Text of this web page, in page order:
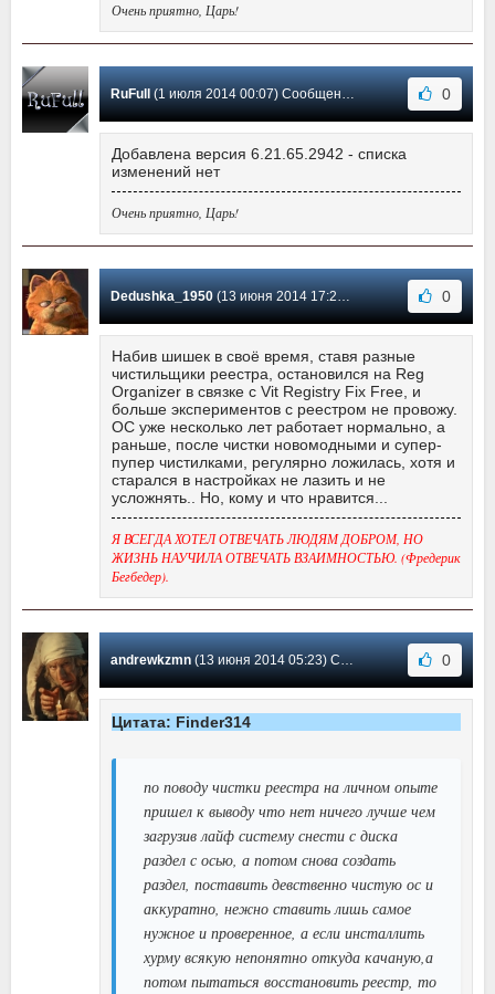
Очень приятно, Царь!
RuFull (1 июля 2014 00:07) Сообщение #179 0
Добавлена версия 6.21.65.2942 - списка
изменений нет
Очень приятно, Царь!
Dedushka_1950(13 июня 2014 17:28) Сообщение #178 0
Набив шишек в своё время, ставя разные
чистильщики реестра, остановился на Reg
Organizer в связке с Vit Registry Fix Free, и
больше экспериментов с реестром не провожу.
ОС уже несколько лет работает нормально, а
раньше, после чистки новомодными и супер-
пупер чистилками, регулярно ложилась, хотя и
старался в настройках не лазить и не
усложнять.. Но, кому и что нравится...
Я ВСЕГДА ХОТЕЛ ОТВЕЧАТЬ ЛЮДЯМ ДОБРОМ, НО
ЖИЗНЬ НАУЧИЛА ОТВЕЧАТЬ ВЗАИМНОСТЬЮ. (Фредерик
Бегбедер).
andrewkzmn(13 июня 2014 05:23) Сообщение #177 0
Цитата: Finder314
по поводу чистки реестра на личном опыте
пришел к выводу что нет ничего лучше чем
загрузив лайф систему снести с диска
раздел с осью, а потом снова создать
раздел, поставить девственно чистую ос и
аккуратно, нежно ставить лишь самое
нужное и проверенное, а если инсталлить
хурму всякую непонятно откуда качаную,а
потом пытаться восстановить реестр, то